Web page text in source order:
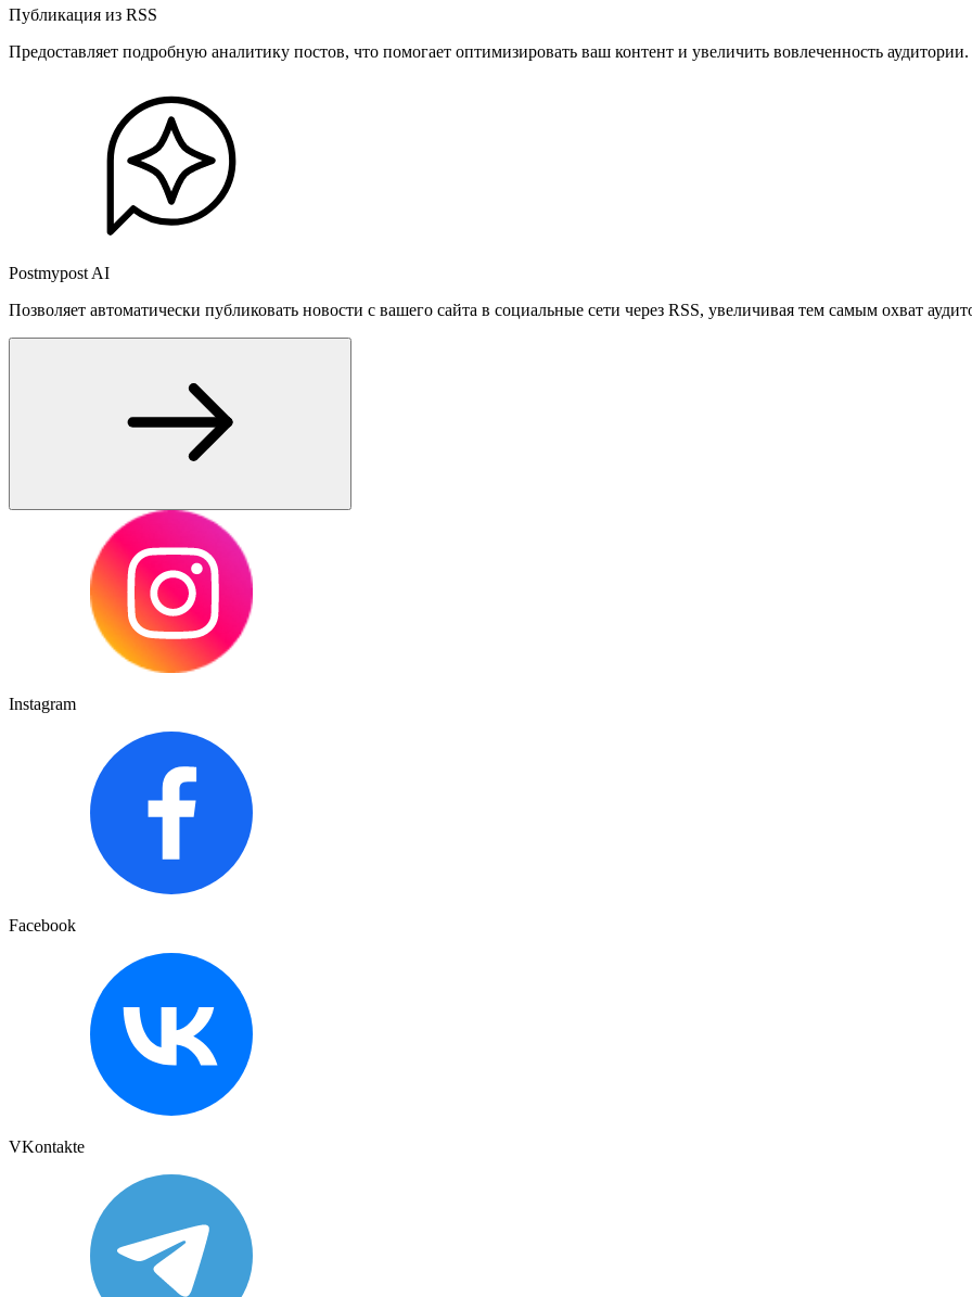
Публикация из RSS
Предоставляет подробную аналитику постов, что помогает оптимизировать ваш контент и увеличить вовлеченность аудитории.
Postmypost AI
Позволяет автоматически публиковать новости с вашего сайта в социальные сети через RSS, увеличивая тем самым охват
Instagram
Facebook
VKontakte